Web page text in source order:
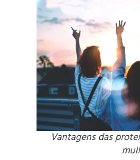
Vantagens das